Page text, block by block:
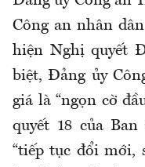
Công an nhân
hiện Nghị quyết
biệt, Đảng ủy
giá là “ngọn cờ
quyết 18 của
“tiếp tục đổi mới,